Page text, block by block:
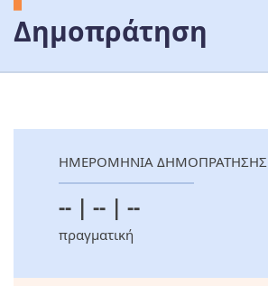
Δημοπράτηση
ΗΜΕΡΟΜΗΝΙΑ ΔΗΜΟΠΡΑΤΗΣΗΣ
-- | -- | --
πραγματική